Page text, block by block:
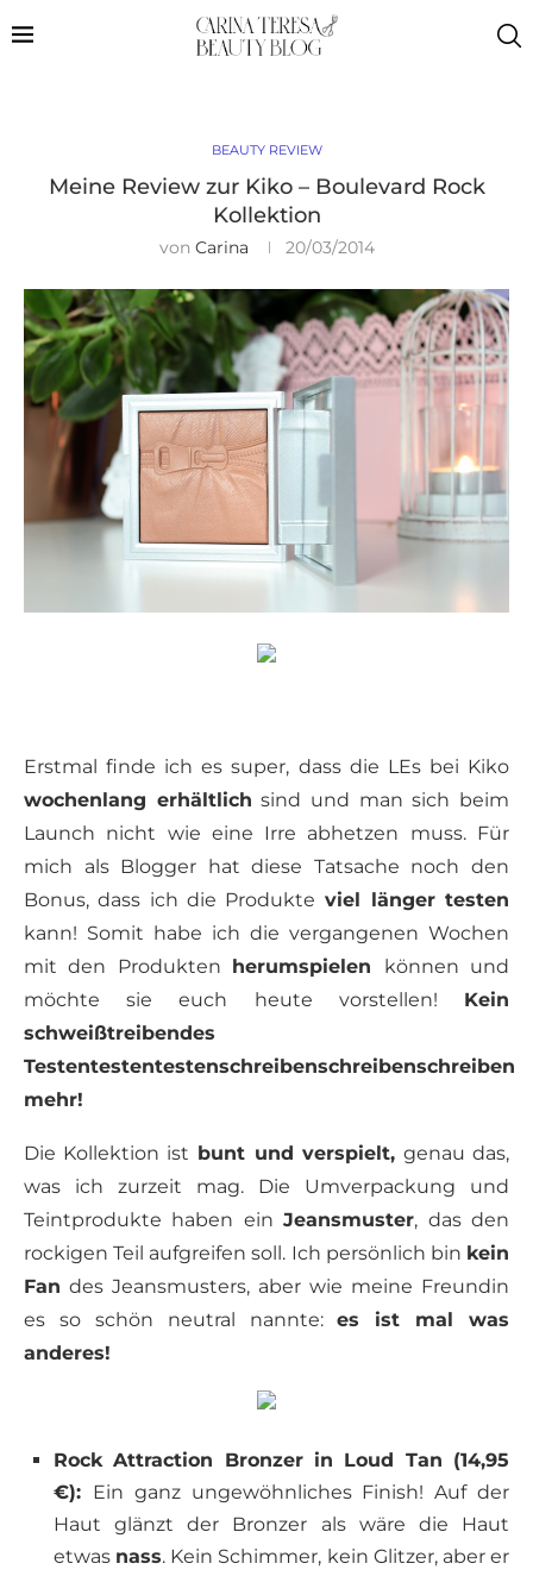
BEAUTY REVIEW
Meine Review zur Kiko – Boulevard Rock
Kollektion
von Carina 20/03/2014
Erstmal finde ich es super, dass die LEs bei Kiko
wochenlang erhältlich sind und man sich beim
Launch nicht wie eine Irre abhetzen muss. Für
mich als Blogger hat diese Tatsache noch den
Bonus, dass ich die Produkte viel länger testen
kann! Somit habe ich die vergangenen Wochen
mit den Produkten herumspielen können und
möchte sie euch heute vorstellen! Kein
schweißtreibendes
Testentestentestenschreibenschreibenschreiben
mehr!
Die Kollektion ist bunt und verspielt, genau das,
was ich zurzeit mag. Die Umverpackung und
Teintprodukte haben einJeansmuster, das den
rockigen Teil aufgreifen soll. Ich persönlich bin kein
Fan des Jeansmusters, aber wie meine Freundin
es so schön neutral nannte:es ist mal was
anderes!
Rock Attraction Bronzer in Loud Tan (14,95
€): Ein ganz ungewöhnliches Finish! Auf der
Haut glänzt der Bronzer als wäre die Haut
etwas nass. Kein Schimmer, kein Glitzer, aber er